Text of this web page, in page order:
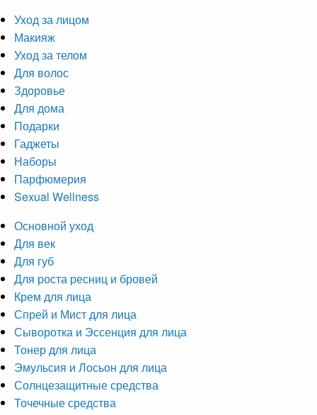
Уход за лицом
Макияж
Уход за телом
Для волос
Здоровье
Для дома
Подарки
Гаджеты
Наборы
Парфюмерия
Sexual Wellness
Основной уход
Для век
Для губ
Для роста ресниц и бровей
Крем для лица
Спрей и Мист для лица
Сыворотка и Эссенция для лица
Тонер для лица
Эмульсия и Лосьон для лица
Солнцезащитные средства
Точечные средства